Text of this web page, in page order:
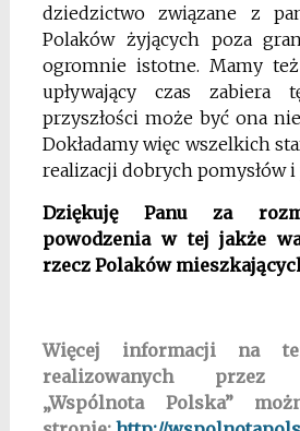
dziedzictwo związane z
Polaków żyjących poza
ogromnie istotne. Mamy
upływający czas
przyszłości może być ona
Dokładamy więc wszelkich
realizacji dobrych pomysłów
Dziękuję Panu za
powodzenia w tej jakże
rzecz Polaków
Więcej informacji na
realizowanych przez
„Wspólnota Polska”